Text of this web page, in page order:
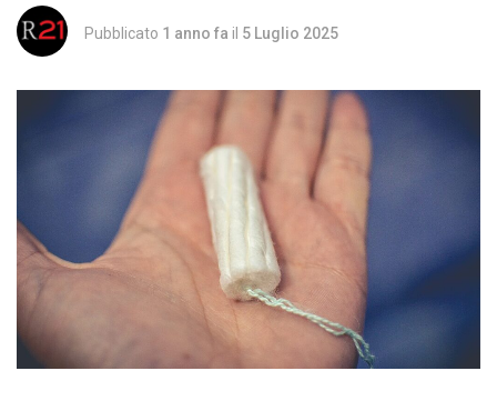
Pubblicato 1 anno fa il 5 Luglio 2025